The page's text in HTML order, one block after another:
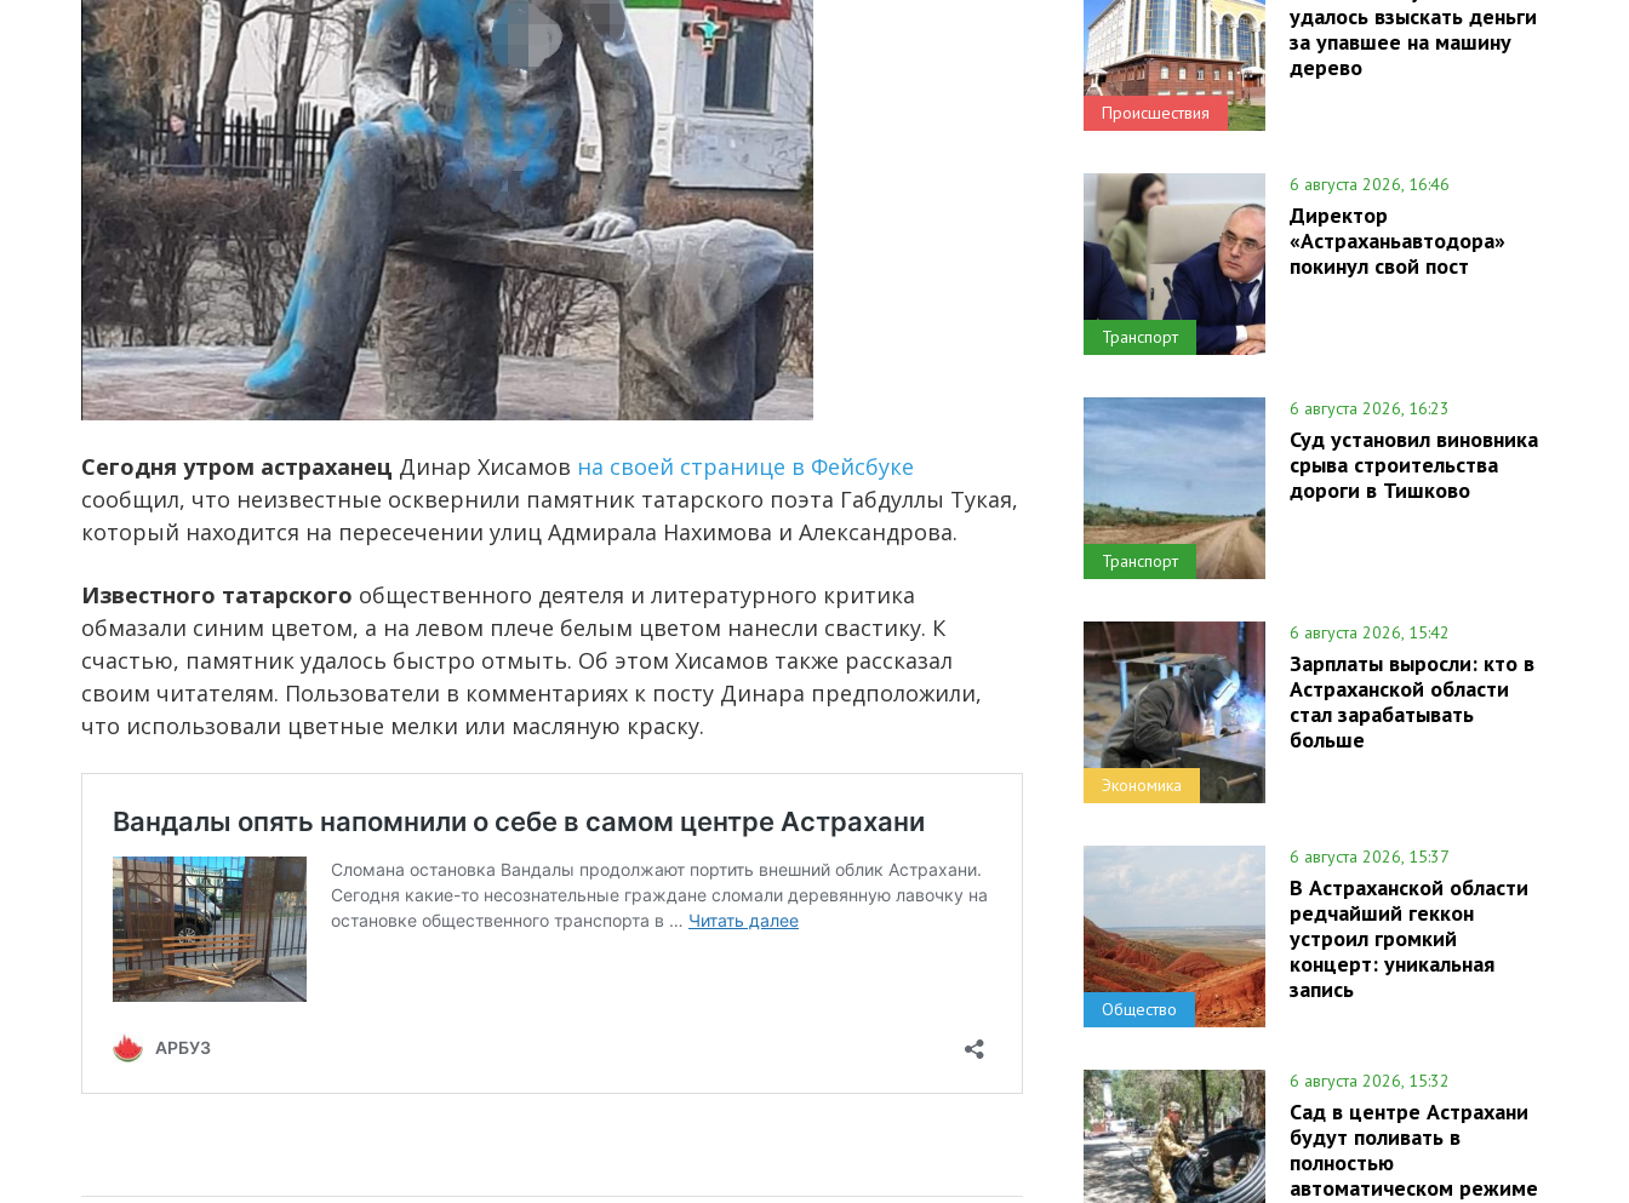
Сегодня утром астраханец Динар Хисамов на своей странице в Фейсбуке
сообщил, что неизвестные осквернили памятник татарского поэта Габдуллы Тукая,
который находится на пересечении улиц Адмирала Нахимова и Александрова.
Известного татарского общественного деятеля и литературного критика
обмазали синим цветом, а на левом плече белым цветом нанесли свастику. К
счастью, памятник удалось быстро отмыть. Об этом Хисамов также рассказал
своим читателям. Пользователи в комментариях к посту Динара предположили,
что использовали цветные мелки или масляную краску.
Происшествия
удалось взыскать деньги
за упавшее на машину
дерево
Транспорт
6 августа 2026, 16:46
Директор
«Астраханьавтодора»
покинул свой пост
Транспорт
6 августа 2026, 16:23
Суд установил виновника
срыва строительства
дороги в Тишково
Экономика
6 августа 2026, 15:42
Зарплаты выросли: кто в
Астраханской области
стал зарабатывать
больше
Общество
6 августа 2026, 15:37
В Астраханской области
редчайший геккон
устроил громкий
концерт: уникальная
запись
6 августа 2026, 15:32
Сад в центре Астрахани
будут поливать в
полностью
автоматическом режиме